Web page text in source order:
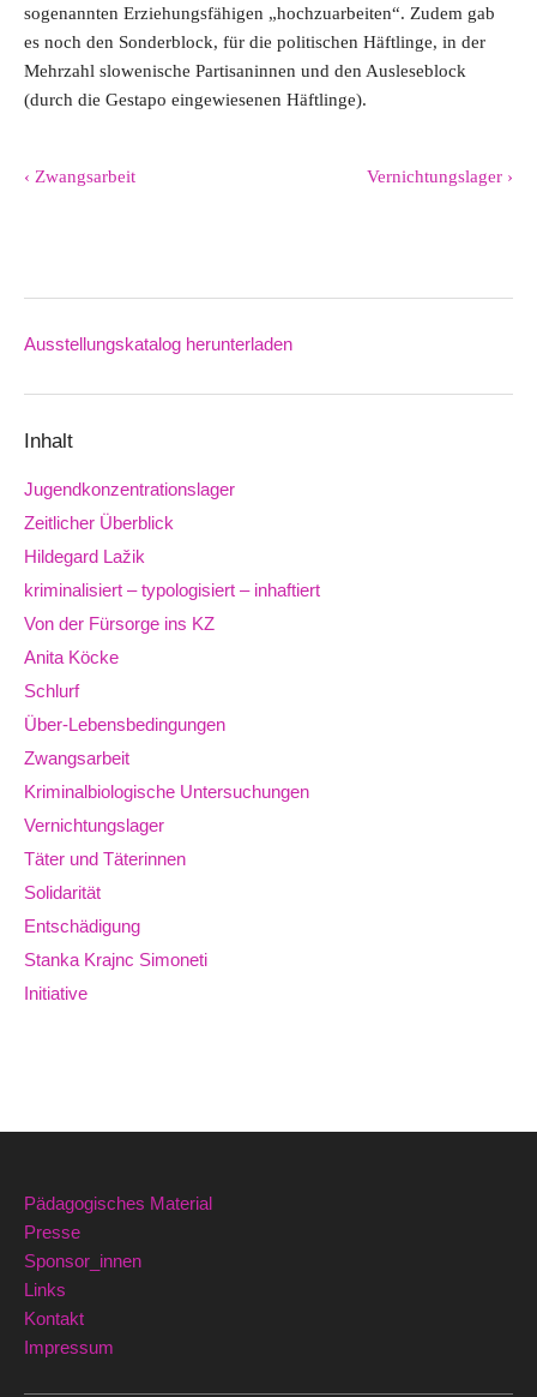
sogenannten Erziehungsfähigen „hochzuarbeiten“. Zudem gab
es noch den Sonderblock, für die politischen Häftlinge, in der
Mehrzahl slowenische Partisaninnen und den Ausleseblock
(durch die Gestapo eingewiesenen Häftlinge).
‹ Zwangsarbeit Vernichtungslager ›
Downloads
Ausstellungskatalog herunterladen
Inhalt
Jugendkonzentrationslager
Zeitlicher Überblick
Hildegard Lažik
kriminalisiert – typologisiert – inhaftiert
Von der Fürsorge ins KZ
Anita Köcke
Schlurf
Über-Lebensbedingungen
Zwangsarbeit
Kriminalbiologische Untersuchungen
Vernichtungslager
Täter und Täterinnen
Solidarität
Entschädigung
Stanka Krajnc Simoneti
Initiative
Pädagogisches Material
Presse
Sponsor_innen
Links
Kontakt
Impressum